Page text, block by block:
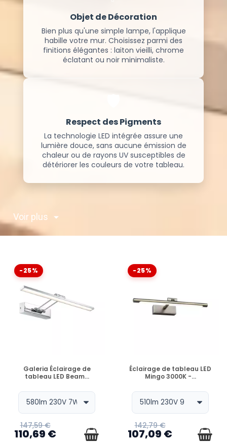
Objet de Décoration
Bien plus qu'une simple lampe, l'applique
habille votre mur. Choisissez parmi des
finitions élégantes : laiton vieilli, chrome
éclatant ou noir minimaliste.
Respect des Pigments
La technologie LED intégrée assure une
lumière douce, sans aucune émission de
chaleur ou de rayons UV susceptibles de
détériorer les couleurs de votre tableau.
Voir plus
-25%
EN STOCK
Galeria Éclairage de
tableau LED Beam...
147,59 €
110,69 €
-25%
EN STOCK
Éclairage de tableau LED
Mingo 3000K -...
142,79 €
107,09 €